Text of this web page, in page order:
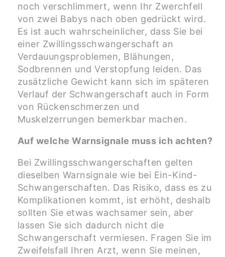
noch verschlimmert, wenn Ihr Zwerchfell
von zwei Babys nach oben gedrückt wird.
Es ist auch wahrscheinlicher, dass Sie bei
einer Zwillingsschwangerschaft an
Verdauungsproblemen, Blähungen,
Sodbrennen und Verstopfung leiden. Das
zusätzliche Gewicht kann sich im späteren
Verlauf der Schwangerschaft auch in Form
von Rückenschmerzen und
Muskelzerrungen bemerkbar machen.
Auf welche Warnsignale muss ich achten?
Bei Zwillingsschwangerschaften gelten
dieselben Warnsignale wie bei Ein-Kind-
Schwangerschaften. Das Risiko, dass es zu
Komplikationen kommt, ist erhöht, deshalb
sollten Sie etwas wachsamer sein, aber
lassen Sie sich dadurch nicht die
Schwangerschaft vermiesen. Fragen Sie im
Zweifelsfall Ihren Arzt, wenn Sie meinen,